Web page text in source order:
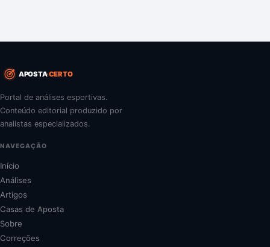
APOSTACERTO
Portal de análises esportivas.
Conteúdo editorial produzido por
analistas especializados.
NAVEGAÇÃO
Início
Análises
Artigos
Casas de Aposta
Sobre
Correções